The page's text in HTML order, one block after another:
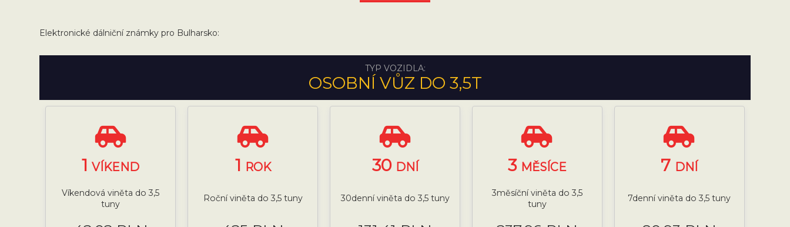
Elektronické dálniční známky pro Bulharsko:
TYP VOZIDLA:
OSOBNÍ VŮZ DO 3,5T
1VÍKEND
Víkendová viněta do 3,5
tuny
1 ROK
Roční viněta do 3,5 tuny
30 DNÍ
30denní viněta do 3,5 tuny
3 MĚSÍCE
3měsíční viněta do 3,5
tuny
7 DNÍ
7denní viněta do 3,5 tuny